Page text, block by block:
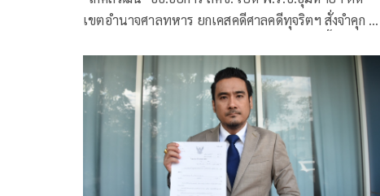
เขตอำนาจศาลทหาร ยกเคสคดีศาลคดีทุจริตฯ สั่งจำคุก 20
ช่องคุ้มครองแจ้งเหตุโดยสุจริต